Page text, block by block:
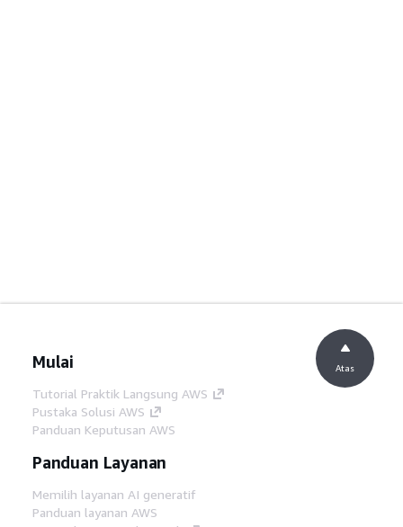
Mulai
Tutorial Praktik Langsung AWS
Pustaka Solusi AWS
Panduan Keputusan AWS
Panduan Layanan
Memilih layanan AI generatif
Panduan layanan AWS
Atas